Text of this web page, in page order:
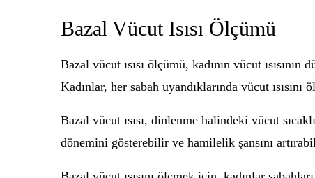
Bazal Vücut Isısı Ölçümü
Bazal vücut ısısı ölçümü, kadının vücut
Kadınlar, her sabah uyandıklarında vücut
Bazal vücut ısısı, dinlenme halindeki vücut
dönemini gösterebilir ve hamilelik şansını